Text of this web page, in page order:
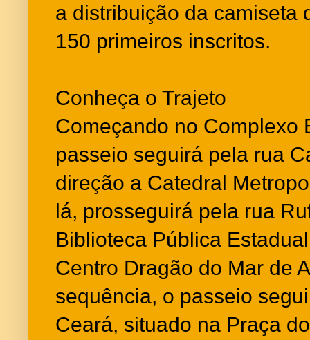
a distribuição da camiseta
150 primeiros inscritos.
Conheça o Trajeto
Começando no Complexo
passeio seguirá pela rua
direção a Catedral
lá, prosseguirá pela rua
Biblioteca Pública
Centro Dragão do Mar de
sequência, o passeio
Ceará, situado na Praça